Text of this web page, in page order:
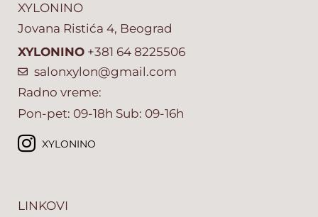
XYLONINO
Jovana Ristića 4, Beograd
XYLONINO +381 64 8225506
salonxylon@gmail.com
Radno vreme:
Pon-pet: 09-18h Sub: 09-16h
XYLONINO
LINKOVI